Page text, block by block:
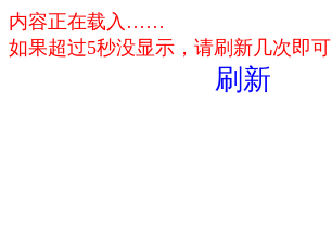
内容正在载入……
如果超过5秒没显示，请刷新几次即可
刷新